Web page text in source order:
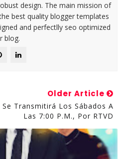
design. The main mission of
best quality blogger templates
and perfectlly seo optimized
blog.
Older Article
Transmitirá Los Sábados A
Las 7:00 P.m., Por RTVD